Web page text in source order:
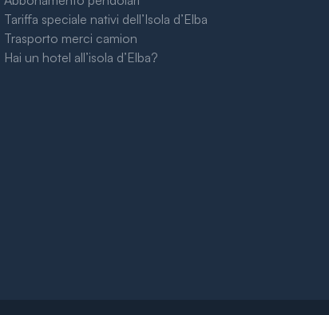
Tariffa speciale nativi dell’Isola d’Elba
Trasporto merci camion
Hai un hotel all’isola d’Elba?